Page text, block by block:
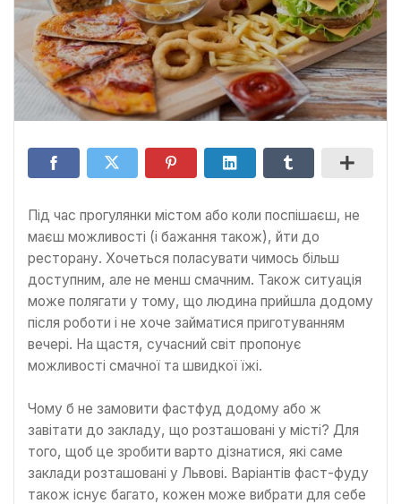
Під час прогулянки містом або коли поспішаєш, не
маєш можливості (і бажання також), йти до
ресторану. Хочеться поласувати чимось більш
доступним, але не менш смачним. Також ситуація
може полягати у тому, що людина прийшла додому
після роботи і не хоче займатися приготуванням
вечері. На щастя, сучасний світ пропонує
можливості смачної та швидкої їжі.
Чому б не замовити фастфуд додому або ж
завітати до закладу, що розташовані у місті? Для
того, щоб це зробити варто дізнатися, які саме
заклади розташовані у Львові. Варіантів фаст-фуду
також існує багато, кожен може вибрати для себе